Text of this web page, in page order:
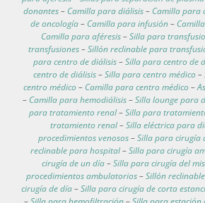
donantes– Camilla para diálisis– Camilla para
de oncología– Camilla para infusión–
Camilla para aféresis–Silla para
transfusiones–Sillón reclinable para
para centro de diálisis–Silla para centro de
centro de diálisis–Silla para centro médico –
centro médico – Camilla para centro médico –
– Camilla para hemodiálisis–Silla lounge para
para tratamiento renal–Silla para
tratamiento renal–Silla eléctrica para
procedimientos venosos–Silla para cirugía
reclinable para hospital–Silla para cirugía
cirugía de un día–Silla para cirugía del
procedimientos ambulatorios–Sillón
cirugía de día–Silla para cirugía de corta